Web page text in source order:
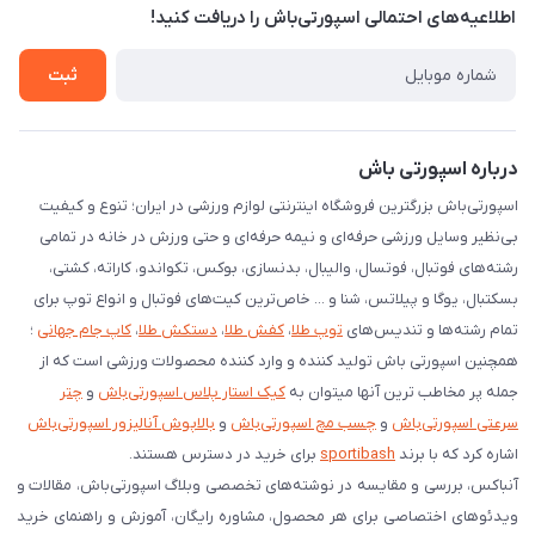
لیست کد رهگیری پستی
شرایط بازگردانی کالا
اطلاعیه‌های احتمالی اسپورتی‌باش را دریافت کنید!
ثبت
درباره اسپورتی باش
اسپورتی‌باش بزرگترین فروشگاه اینترنتی لوازم ورزشی در ایران؛ تنوع و کیفیت
بی‌نظیر وسایل ورزشی حرفه‌ای و نیمه حرفه‌ای و حتی ورزش در خانه در تمامی
رشته‌های فوتبال، فوتسال، والیبال، بدنسازی، بوکس، تکواندو، کاراته، کشتی،
بسکتبال، یوگا و پیلاتس، شنا و ... خاص‌ترین کیت‌های فوتبال و انواع توپ برای
تمام رشته‌ها و تندیس‌های توپ طلا، کفش طلا، دستکش طلا، کاپ جام جهانی ؛
همچنین اسپورتی باش تولید کننده و وارد کننده محصولات ورزشی است که از
جمله پر مخاطب ترین آنها میتوان به کیک استار پلاس اسپورتی‌باش و چتر
سرعتی اسپورتی‌باش و چسب مچ اسپورتی‌باش و بالاپوش آنالیزور اسپورتی‌باش
اشاره کرد که با برند sportibash برای خرید در دسترس هستند.
آنباکس، بررسی‌ و مقایسه در نوشته‌های تخصصی وبلاگ اسپورتی‌باش، مقالات و
ویدئوهای اختصاصی برای هر محصول، مشاوره رایگان، آموزش و راهنمای خرید